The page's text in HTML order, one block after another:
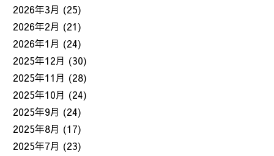
2026年3月 (25)
2026年2月 (21)
2026年1月 (24)
2025年12月 (30)
2025年11月 (28)
2025年10月 (24)
2025年9月 (24)
2025年8月 (17)
2025年7月 (23)